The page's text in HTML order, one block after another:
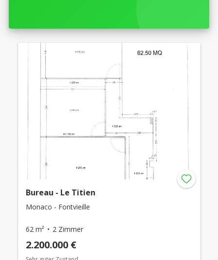
Bureau - Le Titien
Monaco - Fontvieille
62 m² 2 Zimmer
2.200.000 €